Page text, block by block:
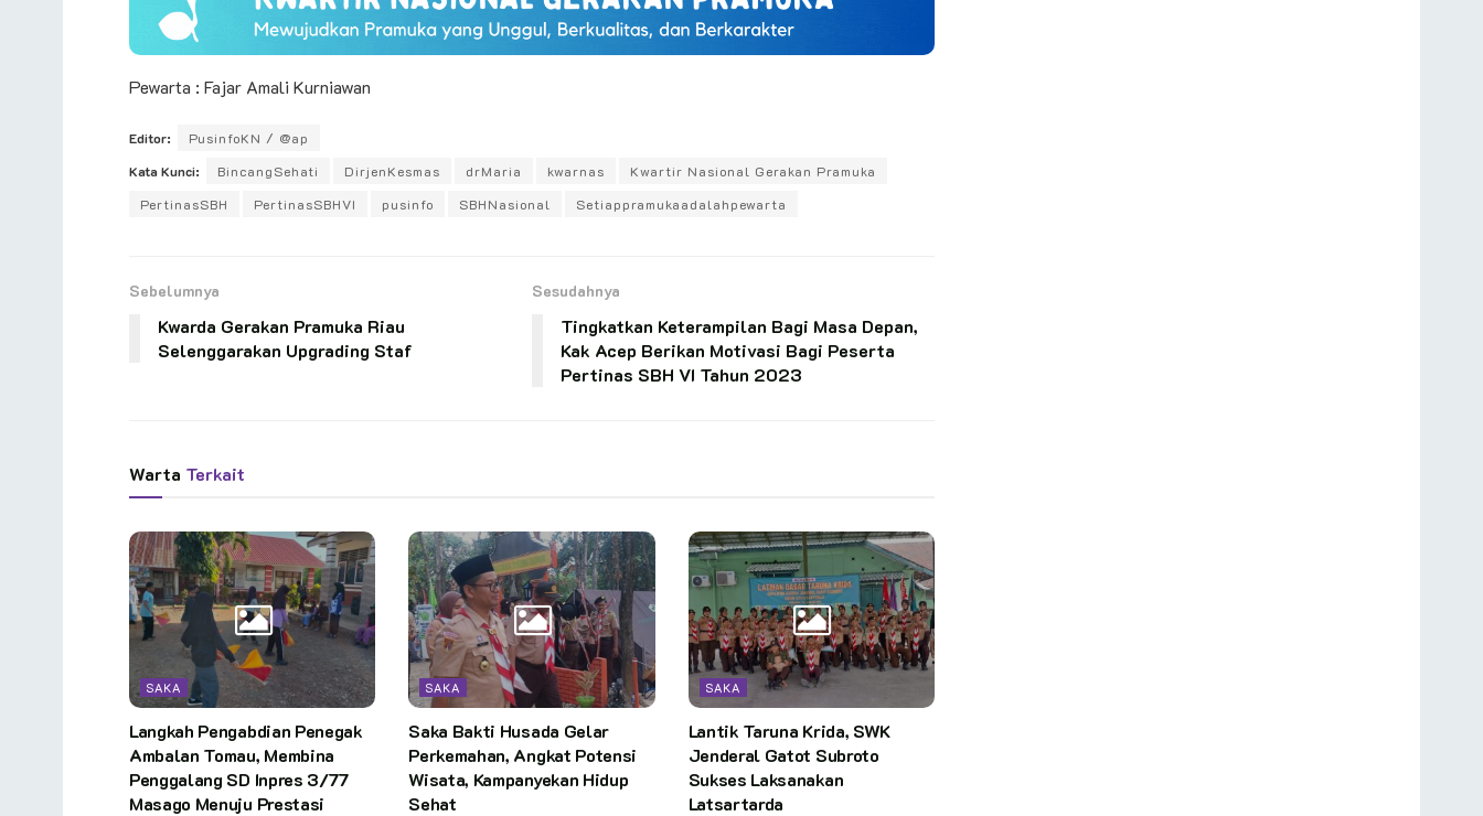
Pewarta : Fajar Amali Kurniawan
Editor:
PusinfoKN / @ap
Kata Kunci:
BincangSehati DirjenKesmas drMaria kwarnas
Kwartir Nasional Gerakan Pramuka
PertinasSBH
PertinasSBHVI pusinfo SBHNasional Setiappramukaadalahpewarta
Sebelumnya
Kwarda Gerakan Pramuka Riau
Selenggarakan Upgrading Staf
Sesudahnya
Tingkatkan Keterampilan Bagi Masa Depan,
Kak Acep Berikan Motivasi Bagi Peserta
Pertinas SBH VI Tahun 2023
Warta Terkait
SAKA
Langkah Pengabdian Penegak
Ambalan Tomau, Membina
Penggalang SD Inpres 3/77
Masago Menuju Prestasi
SAKA
Saka Bakti Husada Gelar
Perkemahan, Angkat Potensi
Wisata, Kampanyekan Hidup
Sehat
SAKA
Lantik Taruna Krida, SWK
Jenderal Gatot Subroto
Sukses Laksanakan
Latsartarda